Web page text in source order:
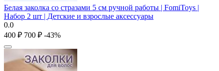
Белая заколка со стразами 5 см ручной работы | FomiToys |
Набор 2 шт | Детские и взрослые аксессуары
0.0
‍400‍ ₽ ‍700‍ ₽ -43%